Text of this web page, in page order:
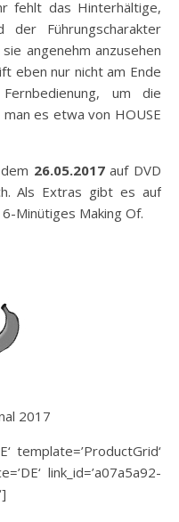
fehlt das Hinterhältige,
der Führungscharakter
angenehm anzusehen
eben nur nicht am Ende
um die
es etwa von HOUSE
26.05.2017auf DVD
Als Extras gibt es auf
Minütiges Making Of.
2017
template=’ProductGrid‘
link_id=’a07a5a92-